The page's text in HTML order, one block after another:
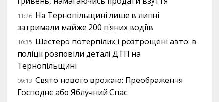
11:26 На Тернопільщині лише в липні
затримали майже 200 п’яних водіїв
10:35 Шестеро потерпілих і розтрощені авто: в
поліції розповіли деталі ДТП на
Тернопільщині
09:13 Свято нового врожаю: Преображення
Господнє або Яблучний Спас